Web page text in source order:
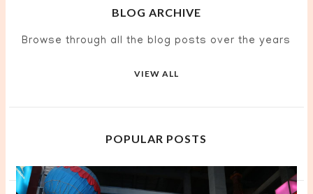
BLOG ARCHIVE
Browse through all the blog posts over the years
VIEW ALL
POPULAR POSTS